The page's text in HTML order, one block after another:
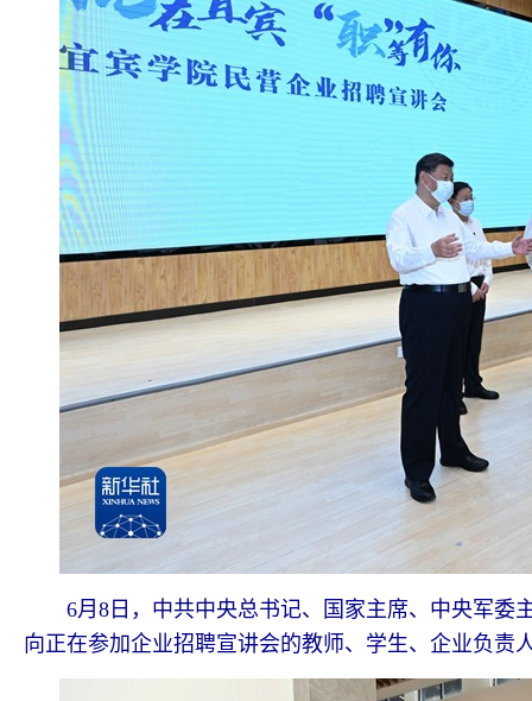
6月8日，中共中央总书记、国家主席、中央军委
向正在参加企业招聘宣讲会的教师、学生、企业负责